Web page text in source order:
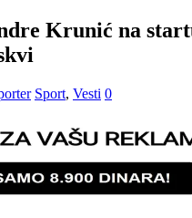
Krunić na
Sport, Vesti 0